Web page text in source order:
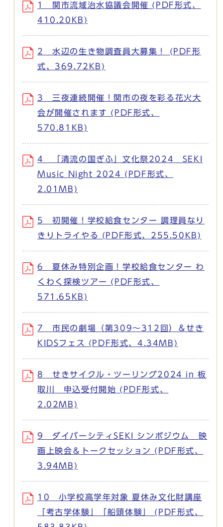
1 関市流域治水協議会開催 (PDF形式、
410.20KB)
2 水辺の生き物調査員大募集！ (PDF形
式、369.72KB)
3 三夜連続開催！関市の夜を彩る花火大
会が開催されます (PDF形式、
570.81KB)
4 「清流の国ぎふ」文化祭2024 SEKI
Music Night 2024 (PDF形式、
2.01MB)
5 初開催！学校給食センター 調理員なり
きりトライやる (PDF形式、255.50KB)
6 夏休み特別企画！学校給食センター わ
くわく探検ツアー (PDF形式、
571.65KB)
7 市民の劇場（第309～312回）＆せき
KIDSフェス (PDF形式、4.34MB)
8 せきサイクル・ツーリング2024 in 板
取川 申込受付開始 (PDF形式、
2.02MB)
9 ダイバーシティSEKI シンポジウム 映
画上映会＆トークセッション (PDF形式、
3.94MB)
10 小学校高学年対象 夏休み文化財講座
「考古学体験」「船頭体験」 (PDF形式、